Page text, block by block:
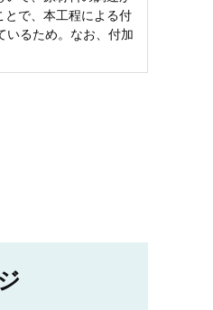
とで、本工程による付
いるため。なお、付加